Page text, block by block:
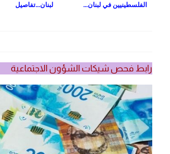
لبنان...تفاصيل
الفلسطينيين في لبنان...
رابط فحص شيكات الشؤون الاجتماعية